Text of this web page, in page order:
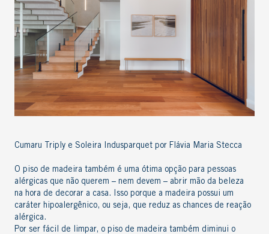
Cumaru Triply e Soleira Indusparquet por Flávia Maria Stecca
O piso de madeira também é uma ótima opção para pessoas
alérgicas que não querem – nem devem – abrir mão da beleza
na hora de decorar a casa. Isso porque a madeira possui um
caráter hipoalergênico, ou seja, que reduz as chances de reação
alérgica.
Por ser fácil de limpar, o piso de madeira também diminui o